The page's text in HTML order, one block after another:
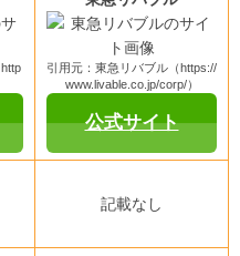
引用元：東急リバブル（https://
www.livable.co.jp/corp/）
公式サイト
記載なし